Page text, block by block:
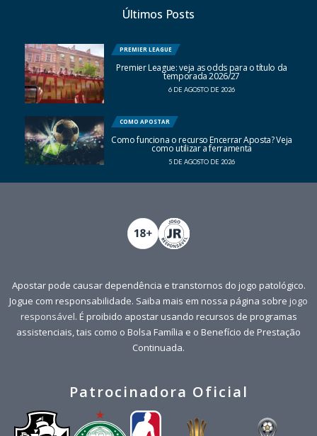
Últimos Posts
PREMIER LEAGUE
Premier League: veja as odds para o título da
temporada 2026/27
6 DE AGOSTO DE 2026
COMO APOSTAR
Como funciona o recurso Encerrar Aposta? Veja
como utilizar a ferramenta
5 DE AGOSTO DE 2026
Apostar pode causar dependência e transtornos do jogo patológico.
Jogue com responsabilidade. Saiba mais em nossa página sobre jogo
responsável. É proibido apostar usando recursos de programas
assistenciais, tais como o Bolsa Família e o Benefício de Prestação
Continuada.
Patrocinadora Oficial